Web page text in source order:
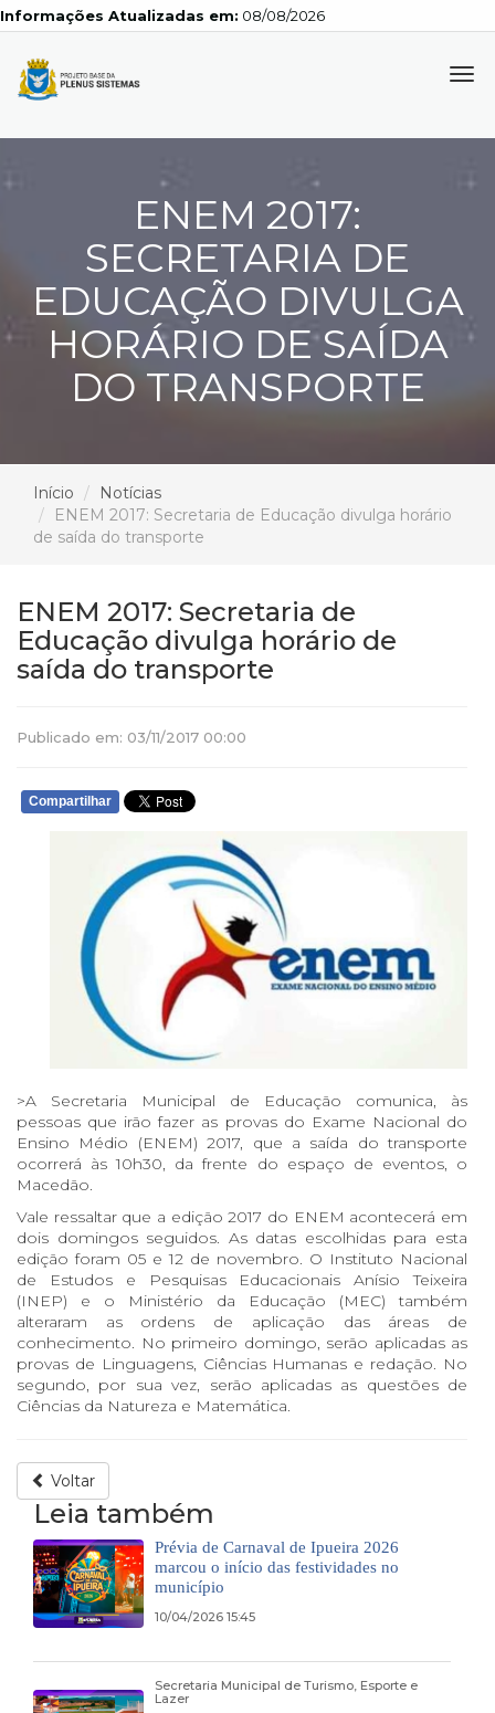
Atualizadas em: 08/08/2026
ENEM 2017:
SECRETARIA DE
EDUCAÇÃO DIVULGA
HORÁRIO DE SAÍDA
DO TRANSPORTE
Início
Notícias
ENEM 2017: Secretaria de Educação divulga horário
de saída do transporte
ENEM 2017: Secretaria de
Educação divulga horário de
saída do transporte
Publicado em: 03/11/2017 00:00
Compartilhar
>A Secretaria Municipal de Educação comunica, às
pessoas que irão fazer as provas do Exame Nacional do
Ensino Médio (ENEM) 2017, que a saída do transporte
ocorrerá às 10h30, da frente do espaço de eventos, o
Macedão.
Vale ressaltar que a edição 2017 do ENEM acontecerá em
dois domingos seguidos. As datas escolhidas para esta
edição foram 05 e 12 de novembro. O Instituto Nacional
de Estudos e Pesquisas Educacionais Anísio Teixeira
(INEP) e o Ministério da Educação (MEC) também
alteraram as ordens de aplicação das áreas de
conhecimento. No primeiro domingo, serão aplicadas as
provas de Linguagens, Ciências Humanas e redação. No
segundo, por sua vez, serão aplicadas as questões de
Ciências da Natureza e Matemática.
Voltar
Leia também
Prévia de Carnaval de Ipueira 2026
marcou o início das festividades no
município
10/04/2026 15:45
Secretaria Municipal de Turismo, Esporte e
Lazer